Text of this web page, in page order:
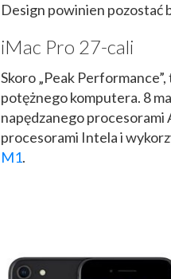
Design powinien pozostać
iMac Pro 27-cali
Skoro „Peak
potężnego komputera. 8
napędzanego procesorami
procesorami Intela i
M1.